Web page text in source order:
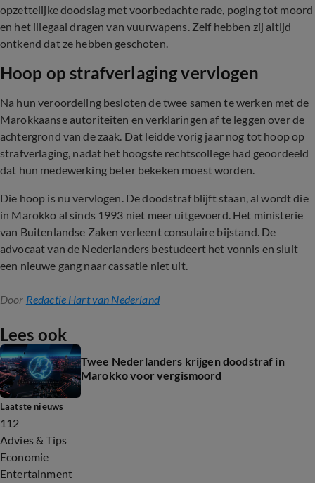
opzettelijke doodslag met voorbedachte rade, poging tot moord
en het illegaal dragen van vuurwapens. Zelf hebben zij altijd
ontkend dat ze hebben geschoten.
Hoop op strafverlaging vervlogen
Na hun veroordeling besloten de twee samen te werken met de
Marokkaanse autoriteiten en verklaringen af te leggen over de
achtergrond van de zaak. Dat leidde vorig jaar nog tot hoop op
strafverlaging, nadat het hoogste rechtscollege had geoordeeld
dat hun medewerking beter bekeken moest worden.
Die hoop is nu vervlogen. De doodstraf blijft staan, al wordt die
in Marokko al sinds 1993 niet meer uitgevoerd. Het ministerie
van Buitenlandse Zaken verleent consulaire bijstand. De
advocaat van de Nederlanders bestudeert het vonnis en sluit
een nieuwe gang naar cassatie niet uit.
Door Redactie Hart van Nederland
Lees ook
Twee Nederlanders krijgen doodstraf in
Marokko voor vergismoord
Laatste nieuws
112
Advies & Tips
Economie
Entertainment